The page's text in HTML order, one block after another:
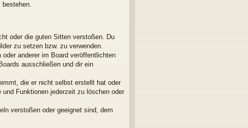
bestehen.
oder die guten Sitten verstoßen. Du
zu setzen bzw. zu verwenden.
anderer im Board veröffentlichten
ausschließen und dir ein
die er nicht selbst erstellt hat oder
Funktionen jederzeit zu löschen oder
verstoßen oder geeignet sind, dem